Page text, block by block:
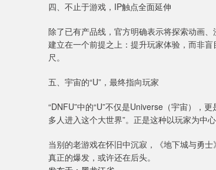
四、不止于游戏，IP触点全面延伸
除了已有产品线，官方明确表示将探索动画
建立在一个前提之上：提升玩家体验，而非
尺。
五、宇宙的“U”，最终指向玩家
“DNFU”中的“U”不仅是Universe（宇宙），
多人进入这个大世界”。正是这种以玩家为中
当别的老游戏在怀旧中沉寂，《地下城与勇
真正的爆发，或许还在后头。